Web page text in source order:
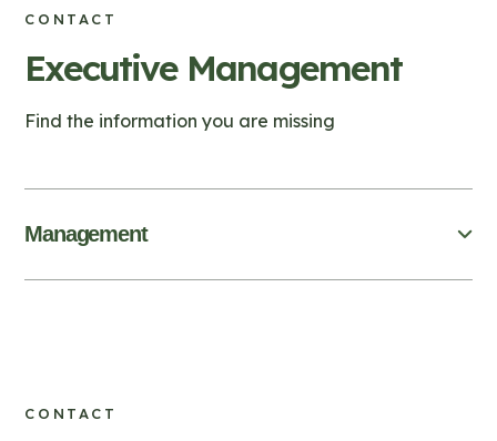
CONTACT
Executive Management
Find the information you are missing
Management
CONTACT